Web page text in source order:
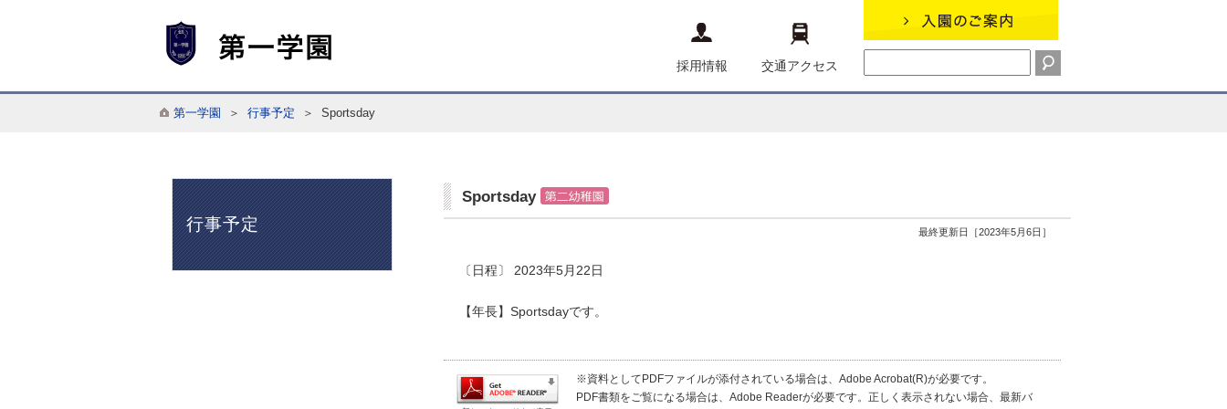
採用情報 交通アクセス
第一学園 ＞ 行事予定 ＞ Sportsday
行事予定
Sportsday
最終更新日［2023年5月6日］
〔日程〕 2023年5月22日
【年長】Sportsdayです。
※資料としてPDFファイルが添付されている場合は、Adobe Acrobat(R)が必要です。
PDF書類をご覧になる場合は、Adobe Readerが必要です。正しく表示されない場合、最新バ